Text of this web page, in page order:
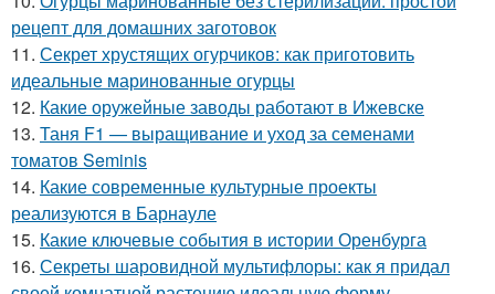
рецепт для домашних заготовок
11. Секрет хрустящих огурчиков: как приготовить
идеальные маринованные огурцы
12. Какие оружейные заводы работают в Ижевске
13. Таня F1 — выращивание и уход за семенами
томатов Seminis
14. Какие современные культурные проекты
реализуются в Барнауле
15. Какие ключевые события в истории Оренбурга
16. Секреты шаровидной мультифлоры: как я придал